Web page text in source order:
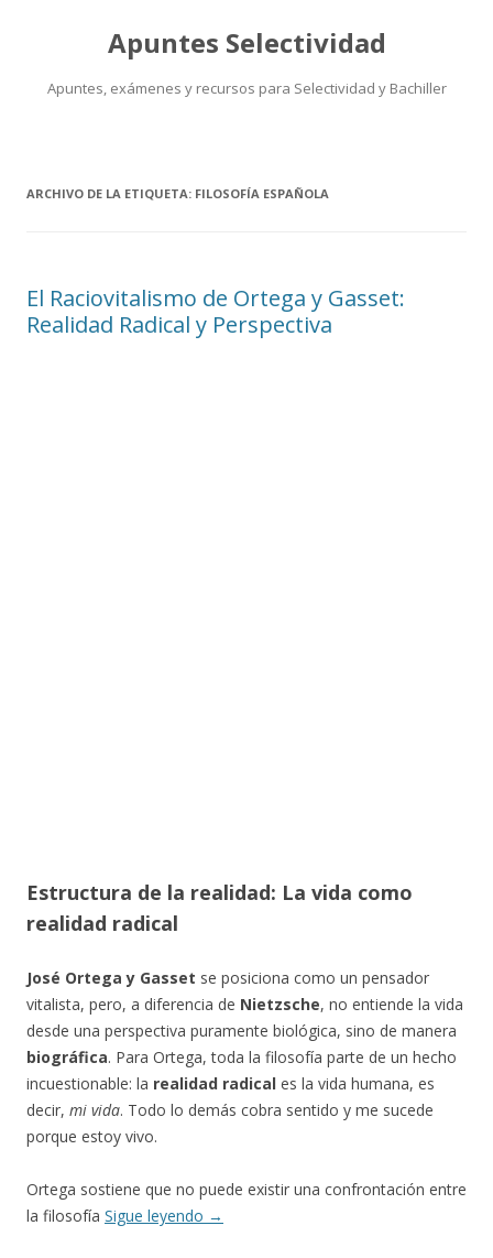
Apuntes Selectividad
Apuntes, exámenes y recursos para Selectividad y Bachiller
ARCHIVO DE LA ETIQUETA: FILOSOFÍA ESPAÑOLA
El Raciovitalismo de Ortega y Gasset:
Realidad Radical y Perspectiva
Estructura de la realidad: La vida como
realidad radical
José Ortega y Gasset se posiciona como un pensador
vitalista, pero, a diferencia de Nietzsche, no entiende la vida
desde una perspectiva puramente biológica, sino de manera
biográfica. Para Ortega, toda la filosofía parte de un hecho
incuestionable: la realidad radical es la vida humana, es
decir, mi vida. Todo lo demás cobra sentido y me sucede
porque estoy vivo.
Ortega sostiene que no puede existir una confrontación entre
la filosofía Sigue leyendo →